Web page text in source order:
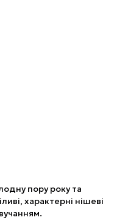
пору року та
характерні нішеві